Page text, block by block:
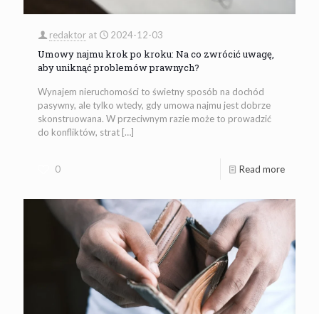
redaktor at 2024-12-03
Umowy najmu krok po kroku: Na co zwrócić uwagę,
aby uniknąć problemów prawnych?
Wynajem nieruchomości to świetny sposób na dochód
pasywny, ale tylko wtedy, gdy umowa najmu jest dobrze
skonstruowana. W przeciwnym razie może to prowadzić
do konfliktów, strat […]
0 Read more